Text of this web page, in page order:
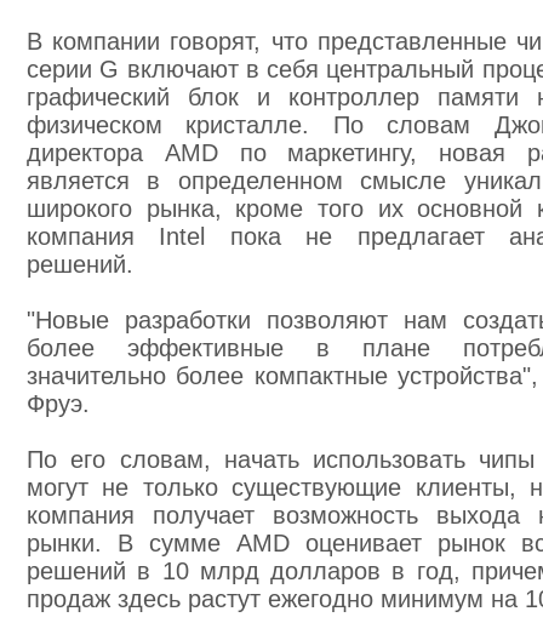
В компании говорят, что представленные
серии G включают в себя центральный
графический блок и контроллер памяти
физическом кристалле. По словам
директора AMD по маркетингу, новая
является в определенном смысле
широкого рынка, кроме того их основной
компания Intel пока не предлагает
решений.
"Новые разработки позволяют нам
более эффективные в плане
значительно более компактные
Фруэ.
По его словам, начать использовать
могут не только существующие клиенты,
компания получает возможность выхода
рынки. В сумме AMD оценивает рынок
решений в 10 млрд долларов в год,
продаж здесь растут ежегодно минимум на